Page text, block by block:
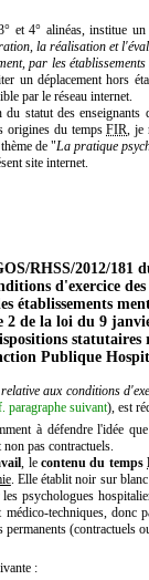
et 4° alinéas, institue
la réalisation et
par les
un déplacement hors
par le réseau internet.
du statut des enseignants
origines du tempsFIR ,
de "La pratique
site internet.
RHSS/2012/181
d'exercice des
établissements
2 de la loi du 9
statutaires
Publique
relative aux conditions
paragraphe suivant), est
à défendre l'idée
pas contractuels.
, lecontenu du temps
. Elle établit noir sur blanc
psychologues
techniques, donc
(contractuels
: